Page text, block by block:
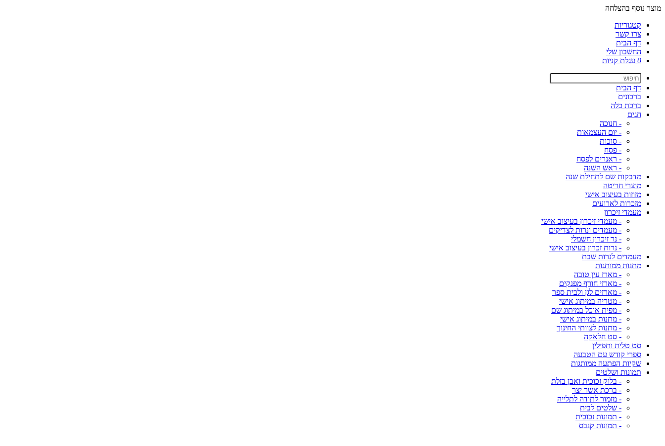
מוצר נוסף בהצלחה
קטגוריות
צרו קשר
דף הבית
החשבון שלי
0 עגלת קניות
דף הבית
ברכונים
ברכת כלה
חגים
- חנוכה
- יום העצמאות
- סוכות
- פסח
- ראנרים לפסח
- ראש השנה
מדבקות שם לתחילת שנה
מוצרי חריטה
מזוזות בעיצוב אישי
מזכרות לארועים
מעמדי זיכרון
- מעמדי זיכרון בעיצוב אישי
- מעמדים ונרות לצדיקים
- נר זיכרון חשמלי
- נרות זכרון בעיצוב אישי
מעמדים לנרות שבת
מתנות ממותגות
- מארז עין טובה
- מארזי חורף מפנקים
- מארזים לגן ולבית ספר
- מטריה במיתוג אישי
- מפית אוכל במיתוג שם
- מתנות במיתוג אישי
- מתנות לצוותי החינוך
- סט חלאקה
סט טלית ותפילין
ספרי קודש עם הטבעה
שקיות הפתעה ממותגות
תמונות ושלטים
- בלוק זכוכית ואבן בזלת
- ברכת אשר יצר
- מזמור לתודה לתלייה
- שלטים לבית
- תמונות זכוכית
- תמונות קנבס